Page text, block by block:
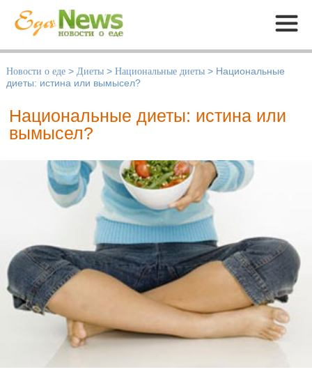
Меню
Новости о еде > Диеты > Национальные диеты > Национальные
диеты: истина или вымысел?
Национальные диеты: истина или
вымысел?